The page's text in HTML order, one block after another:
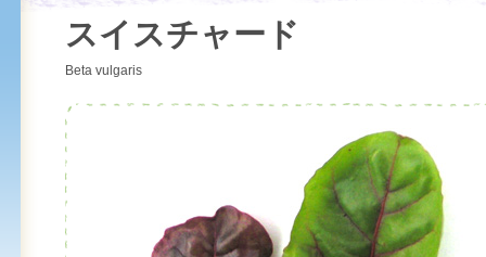
スイスチャード
Beta vulgaris